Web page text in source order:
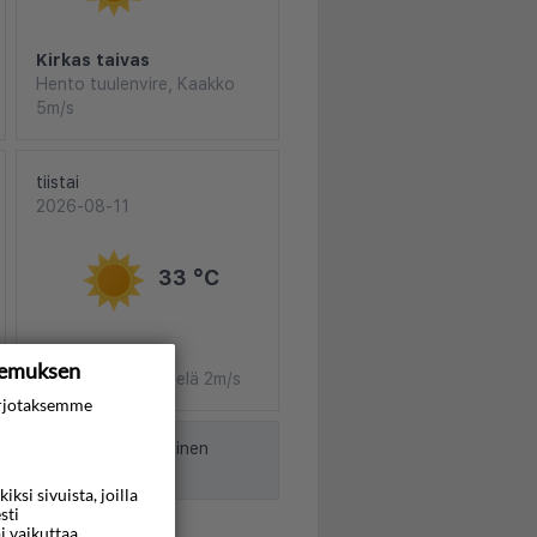
Kirkas taivas
Hento tuulenvire, Kaakko
5m/s
tiistai
2026-08-11
33 °C
Heikkoa tuulta, etelä 2m/s
Norjan meteorologinen
sivuista, joilla
vaikuttaa